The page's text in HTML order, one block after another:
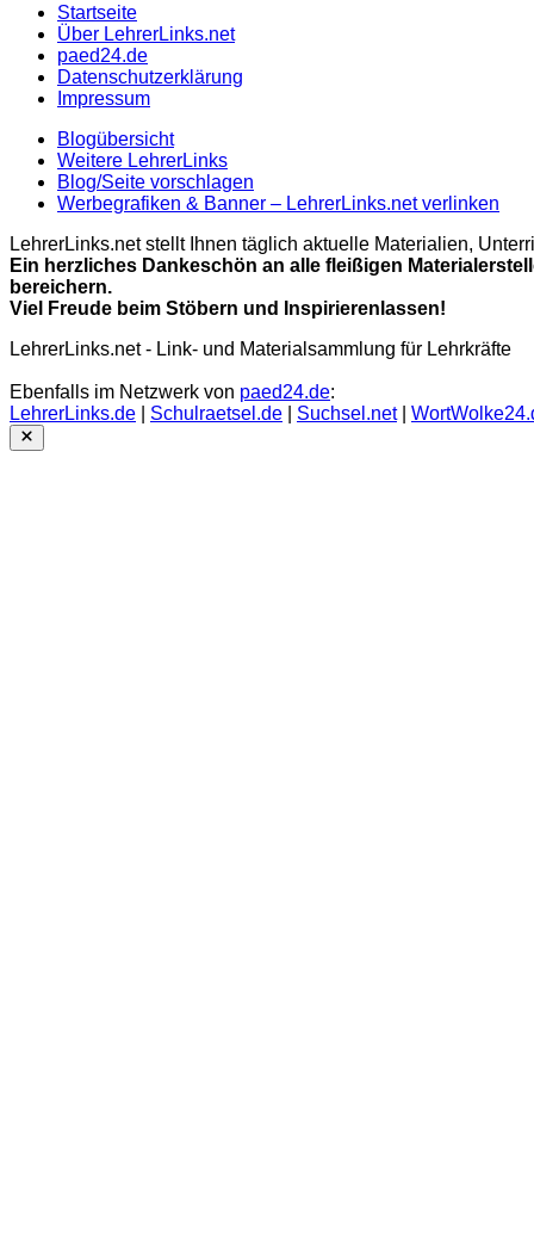
Startseite
Über LehrerLinks.net
paed24.de
Datenschutzerklärung
Impressum
Blogübersicht
Weitere LehrerLinks
Blog/Seite vorschlagen
Werbegrafiken & Banner – LehrerLinks.net verlinken
LehrerLinks.net stellt Ihnen täglich aktuelle Materialien,
Ein herzliches Dankeschön an alle fleißigen
bereichern.
Viel Freude beim Stöbern und Inspirierenlassen!
LehrerLinks.net - Link- und Materialsammlung für Lehrkräfte
Ebenfalls im Netzwerk von paed24.de:
LehrerLinks.de
Schulraetsel.de Suchsel.net|
Close